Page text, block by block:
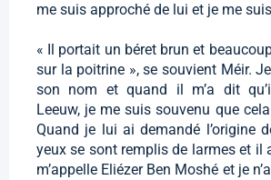
me suis approché de lui et je me
« Il portait un béret brun et
sur la poitrine », se souvient Méir.
son nom et quand il m’a dit
Leeuw, je me suis souvenu que
Quand je lui ai demandé l’origine
yeux se sont remplis de larmes et il
m’appelle Eliézer Ben Moshé et je